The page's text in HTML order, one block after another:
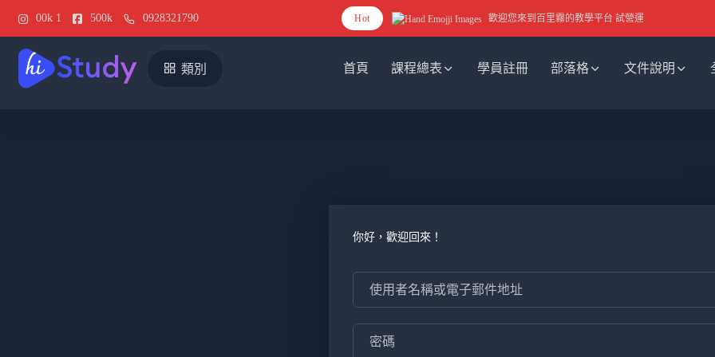
00k 1 500k 0928321790 Hot 歡迎您來到百里霧的教學平台 試營運
類別 首頁 課程總表 學員註冊 部落格 文件說明
你好，歡迎回來！